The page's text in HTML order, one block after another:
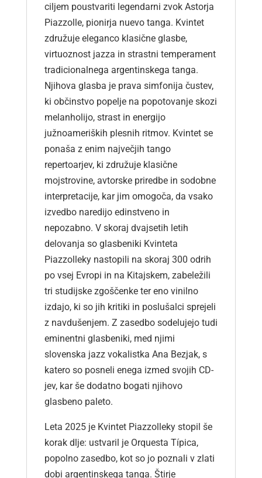
ciljem poustvariti legendarni zvok Astorja
Piazzolle, pionirja nuevo tanga. Kvintet
združuje eleganco klasične glasbe,
virtuoznost jazza in strastni temperament
tradicionalnega argentinskega tanga.
Njihova glasba je prava simfonija čustev,
ki občinstvo popelje na popotovanje skozi
melanholijo, strast in energijo
južnoameriških plesnih ritmov. Kvintet se
ponaša z enim največjih tango
repertoarjev, ki združuje klasične
mojstrovine, avtorske priredbe in sodobne
interpretacije, kar jim omogoča, da vsako
izvedbo naredijo edinstveno in
nepozabno. V skoraj dvajsetih letih
delovanja so glasbeniki Kvinteta
Piazzolleky nastopili na skoraj 300 odrih
po vsej Evropi in na Kitajskem, zabeležili
tri studijske zgoščenke ter eno vinilno
izdajo, ki so jih kritiki in poslušalci sprejeli
z navdušenjem. Z zasedbo sodelujejo tudi
eminentni glasbeniki, med njimi
slovenska jazz vokalistka Ana Bezjak, s
katero so posneli enega izmed svojih CD-
jev, kar še dodatno bogati njihovo
glasbeno paleto.
Leta 2025 je Kvintet Piazzolleky stopil še
korak dlje: ustvaril je Orquesta Típica,
popolno zasedbo, kot so jo poznali v zlati
dobi argentinskega tanga. Štirje